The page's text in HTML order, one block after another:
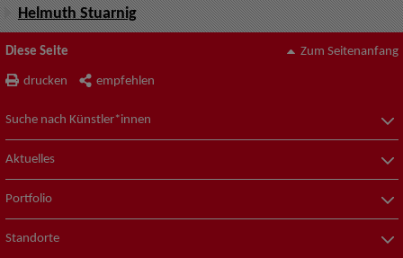
Helmuth Stuarnig
Diese Seite
drucken empfehlen
Zum Seitenanfang
Suche nach Künstler*innen
Aktuelles
Portfolio
Standorte